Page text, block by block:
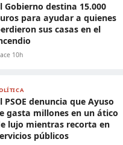
Gobierno destina 15.000
para ayudar a quienes
sus casas en el
10h
PSOE denuncia que Ayuso
gasta millones en un ático
lujo mientras recorta en
públicos